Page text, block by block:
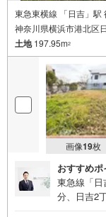
東急東横線 「日吉」駅
神奈川県横浜市港北区
土地197.95m2
画像19枚
おすすめポ
東急線「
分、日吉2